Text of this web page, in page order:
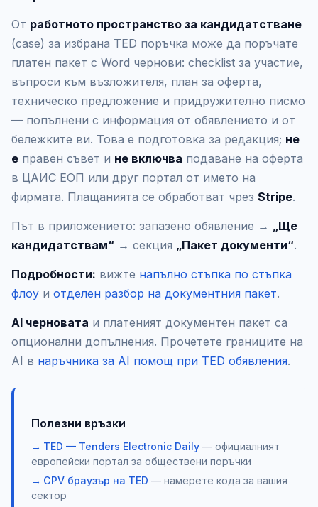
От работното пространство за кандидатстване
(case) за избрана TED поръчка може да поръчате
платен пакет с Word чернови: checklist за участие,
въпроси към възложителя, план за оферта,
техническо предложение и придружително писмо
— попълнени с информация от обявлението и от
бележките ви. Това е подготовка за редакция; не
е правен съвет и не включва подаване на оферта
в ЦАИС ЕОП или друг портал от името на
фирмата. Плащанията се обработват чрез Stripe.
Път в приложението: запазено обявление → „Ще
кандидатствам“ → секция „Пакет документи“.
Подробности: вижте напълно стъпка по стъпка
флоу и отделен разбор на документния пакет.
AI черновата и платеният документен пакет са
опционални допълнения. Прочетете границите на
AI в наръчника за AI помощ при TED обявления.
Полезни връзки
TED — Tenders Electronic Daily — официалният
европейски портал за обществени поръчки
CPV браузър на TED — намерете кода за вашия
сектор